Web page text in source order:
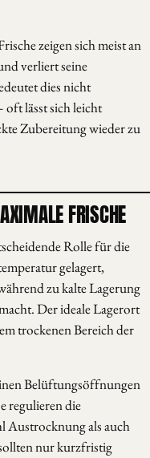
zeigen sich meist an
verliert seine
dies nicht
oft lässt sich leicht
Zubereitung wieder zu
FRISCHE
Rolle für die
gelagert,
zu kalte Lagerung
Der ideale Lagerort
trockenen Bereich der
Belüftungsöffnungen
regulieren die
als auch
nur kurzfristig